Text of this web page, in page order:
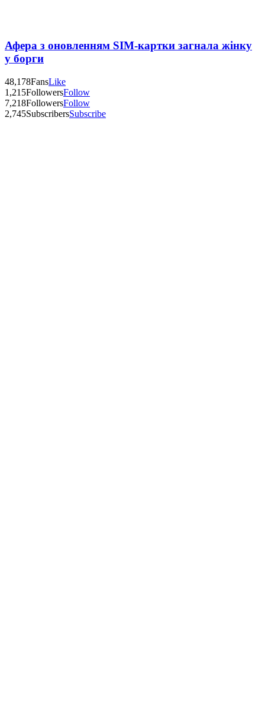
Афера з оновленням SIM-картки загнала жінку
у борги
48,178FansLike
1,215FollowersFollow
7,218FollowersFollow
2,745SubscribersSubscribe